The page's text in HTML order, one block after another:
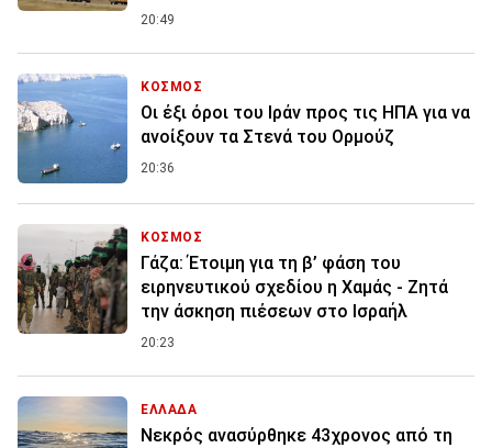
20:49
ΚΟΣΜΟΣ
Οι έξι όροι του Ιράν προς τις ΗΠΑ για να
ανοίξουν τα Στενά του Ορμούζ
20:36
ΚΟΣΜΟΣ
Γάζα: Έτοιμη για τη β’ φάση του
ειρηνευτικού σχεδίου η Χαμάς - Ζητά
την άσκηση πιέσεων στο Ισραήλ
20:23
ΕΛΛΑΔΑ
Νεκρός ανασύρθηκε 43χρονος από τη